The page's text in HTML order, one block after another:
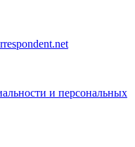
и персональных